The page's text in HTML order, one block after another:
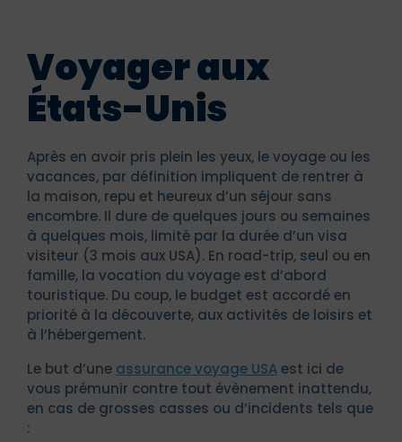
Voyager aux
États-Unis
Après en avoir pris plein les yeux, le voyage ou les
vacances, par définition impliquent de rentrer à
la maison, repu et heureux d’un séjour sans
encombre. Il dure de quelques jours ou semaines
à quelques mois, limité par la durée d’un visa
visiteur (3 mois aux USA). En road-trip, seul ou en
famille, la vocation du voyage est d’abord
touristique. Du coup, le budget est accordé en
priorité à la découverte, aux activités de loisirs et
à l’hébergement.
Le but d’une assurance voyage USAest ici de
vous prémunir contre tout évènement inattendu,
en cas de grosses casses ou d’incidents tels que
: